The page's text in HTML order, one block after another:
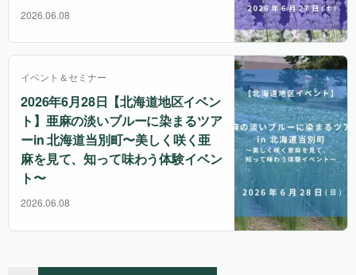
2026.06.08
イベント＆セミナー
2026年6月28日【北海道地区イベン
ト】亜麻の淡いブルーに染まるツア
ーin 北海道当別町〜美しく咲く亜
麻を見て、知って味わう体験イベン
ト〜
2026.06.08